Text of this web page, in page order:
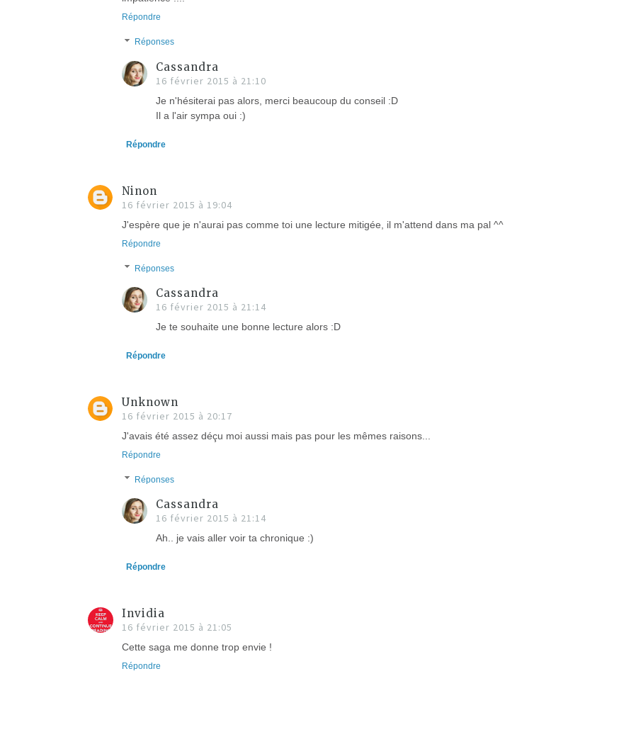
Répondre
Réponses
Cassandra
16 février 2015 à 21:10
Je n'hésiterai pas alors, merci beaucoup du conseil :D
Il a l'air sympa oui :)
Répondre
Ninon
16 février 2015 à 19:04
J'espère que je n'aurai pas comme toi une lecture mitigée, il m'attend dans ma pal ^^
Répondre
Réponses
Cassandra
16 février 2015 à 21:14
Je te souhaite une bonne lecture alors :D
Répondre
Unknown
16 février 2015 à 20:17
J'avais été assez déçu moi aussi mais pas pour les mêmes raisons...
Répondre
Réponses
Cassandra
16 février 2015 à 21:14
Ah.. je vais aller voir ta chronique :)
Répondre
Invidia
16 février 2015 à 21:05
Cette saga me donne trop envie !
Répondre